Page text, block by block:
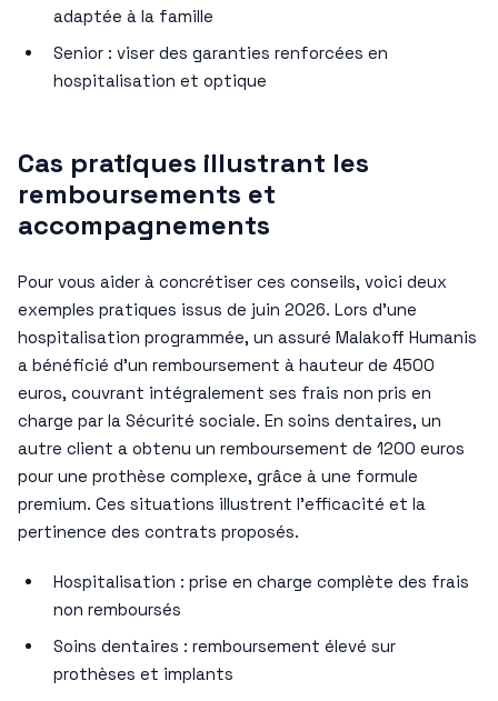
adaptée à la famille
Senior : viser des garanties renforcées en
hospitalisation et optique
Cas pratiques illustrant les
remboursements et
accompagnements
Pour vous aider à concrétiser ces conseils, voici deux
exemples pratiques issus de juin 2026. Lors d’une
hospitalisation programmée, un assuré Malakoff Humanis
a bénéficié d’un remboursement à hauteur de 4500
euros, couvrant intégralement ses frais non pris en
charge par la Sécurité sociale. En soins dentaires, un
autre client a obtenu un remboursement de 1200 euros
pour une prothèse complexe, grâce à une formule
premium. Ces situations illustrent l’efficacité et la
pertinence des contrats proposés.
Hospitalisation : prise en charge complète des frais
non remboursés
Soins dentaires : remboursement élevé sur
prothèses et implants